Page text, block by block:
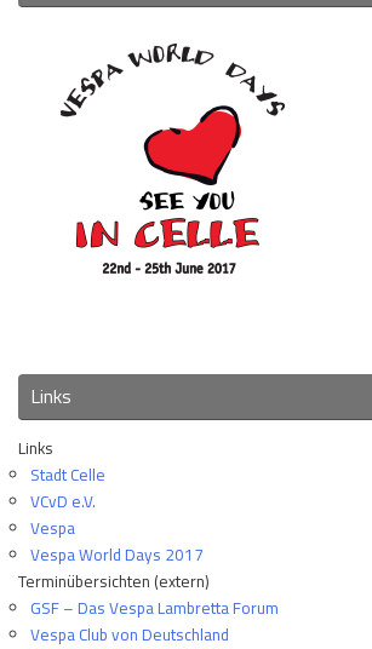
Links
Links
Stadt Celle
VCvD e.V.
Vespa
Vespa World Days 2017
Terminübersichten (extern)
GSF – Das Vespa Lambretta Forum
Vespa Club von Deutschland